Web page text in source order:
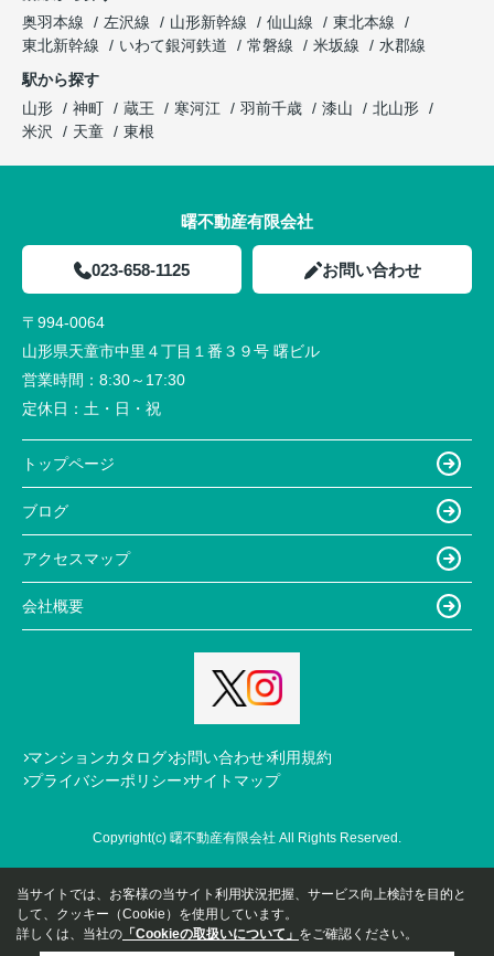
奥羽本線
左沢線 山形新幹線 仙山線
東北本線
東北新幹線
いわて銀河鉄道 常磐線 米坂線
水郡線
駅から探す
山形
神町 蔵王 寒河江 羽前千歳 漆山
北山形
米沢
天童 東根
曙不動産有限会社
023-658-1125 お問い合わせ
〒994-0064
山形県天童市中里４丁目１番３９号 曙ビル
営業時間： 8:30～17:30
定休日： 土・日・祝
トップページ
ブログ
アクセスマップ
会社概要
マンションカタログ お問い合わせ 利用規約
プライバシーポリシー サイトマップ
Copyright(c) 曙不動産有限会社 All Rights Reserved.
当サイトでは、お客様の当サイト利用状況把握、サービス向上検討を目的と
して、クッキー（Cookie）を使用しています。
詳しくは、当社の 「Cookieの取扱いについて」 をご確認ください。